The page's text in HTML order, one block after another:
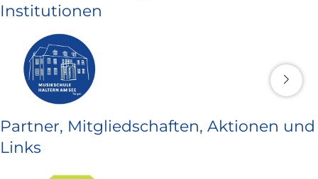
Institutionen
Partner, Mitgliedschaften, Aktionen und
Links